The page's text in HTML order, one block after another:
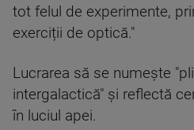
tot felul de experimente,
exerciții de optică."
Lucrarea să se numește
intergalactică" și reflectă
în luciul apei.